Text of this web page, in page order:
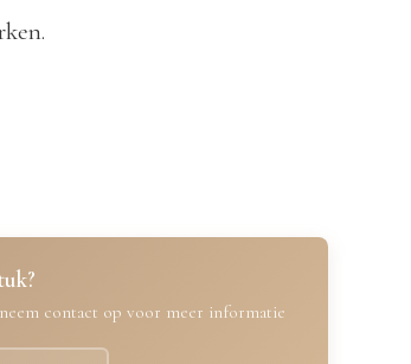
contact op voor meer informatie